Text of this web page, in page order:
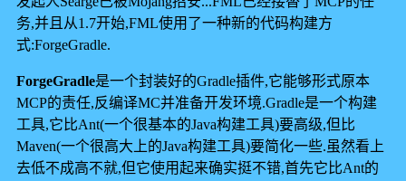
务,并且从1.7开始,FML使用了一种新的代码构建方
式:ForgeGradle.
ForgeGradle是一个封装好的Gradle插件,它能够形式原本
MCP的责任,反编译MC并准备开发环境.Gradle是一个构建
工具,它比Ant(一个很基本的Java构建工具)要高级,但比
Maven(一个很高大上的Java构建工具)要简化一些.虽然看上
去低不成高不就,但它使用起来确实挺不错,首先它比Ant的